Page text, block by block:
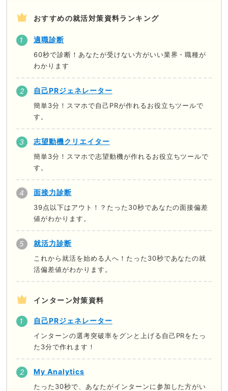
おすすめの就活対策資料ランキング
適職診断
60秒で診断！あなたが受けない方がいい業界・職種が
わかります
自己PRジェネレーター
簡単3分！スマホで自己PRが作れるお役立ちツールで
す。
志望動機クリエイター
簡単3分！スマホで志望動機が作れるお役立ちツールで
す。
面接力診断
39点以下はアウト！？たった30秒であなたの面接偏差
値がわかります。
就活力診断
これから就活を始める人へ！たった30秒であなたの就
活偏差値がわかります。
インターン対策資料
自己PRジェネレーター
インターンの選考突破率をグンと上げる自己PRをたっ
た3分で作れます！
My Analytics
たった30秒で、あなたがインターンに参加した方がい